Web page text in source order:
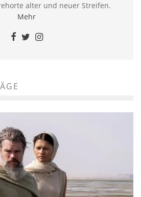
alter und neuer Streifen.
Mehr